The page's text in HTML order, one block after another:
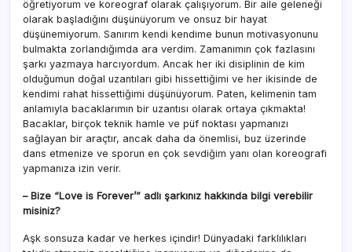
öğretiyorum ve koreograf olarak çalışıyorum. Bir aile geleneği
olarak başladığını düşünüyorum ve onsuz bir hayat
düşünemiyorum. Sanırım kendi kendime bunun motivasyonunu
bulmakta zorlandığımda ara verdim. Zamanımın çok fazlasını
şarkı yazmaya harcıyordum. Ancak her iki disiplinin de kim
olduğumun doğal uzantıları gibi hissettiğimi ve her ikisinde de
kendimi rahat hissettiğimi düşünüyorum. Paten, kelimenin tam
anlamıyla bacaklarımın bir uzantısı olarak ortaya çıkmakta!
Bacaklar, birçok teknik hamle ve püf noktası yapmanızı
sağlayan bir araçtır, ancak daha da önemlisi, buz üzerinde
dans etmenize ve sporun en çok sevdiğim yanı olan koreografi
yapmanıza izin verir.
– Bize “Love is Forever’” adlı şarkınız hakkında bilgi verebilir
misiniz?
Aşk sonsuza kadar ve herkes içindir! Dünyadaki farklılıkları